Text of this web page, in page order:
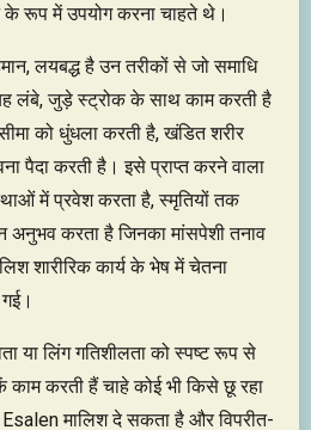
रूप में उपयोग करना चाहते थे।
लयबद्ध है उन तरीकों से जो समाधि
लंबे, जुड़े स्ट्रोक के साथ काम करती है
को धुंधला करती है, खंडित शरीर
पैदा करती है। इसे प्राप्त करने वाला
में प्रवेश करता है, स्मृतियों तक
अनुभव करता है जिनका मांसपेशी तनाव
शारीरिक कार्य के भेष में चेतना
या लिंग गतिशीलता को स्पष्ट रूप से
काम करती हैं चाहे कोई भी किसे छू रहा
मालिश दे सकता है और विपरीत-